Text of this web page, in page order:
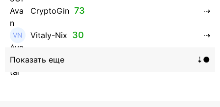
CryptoGin 73
Vitaly-Nix 30
Hanna_Zolo4evskaya